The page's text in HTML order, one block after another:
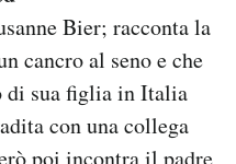
Bier; racconta la
cancro al seno e che
sua figlia in Italia
con una collega